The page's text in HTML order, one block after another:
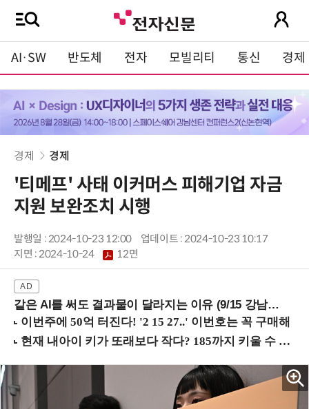
AI·SW 반도체 전자 모빌리티 통신 경제
경제 경제
'티메프' 사태 이커머스 피해기업 자금
지원 보완조치 시행
발행일 : 2024-10-23 12:00
업데이트 : 2024-10-23 10:17
지면 :2024-10-24 12면
같은 AI를 써도 결과물이 달라지는 이유 (9/15 강남역)